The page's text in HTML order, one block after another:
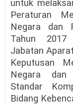
untuk
Peraturan
Negara dan
Tahun 2017
Jabatan
Keputusan
Negara
Standar
Bidang